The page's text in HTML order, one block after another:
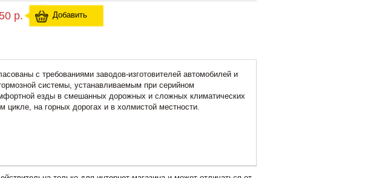
р. Добавить
с требованиями заводов-изготовителей автомобилей и
системы, устанавливаемым при серийном
езды в смешанных дорожных и сложных климатических
цикле, на горных дорогах и в холмистой местности.